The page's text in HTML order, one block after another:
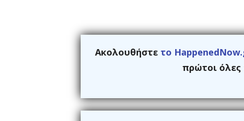
Ακολουθήστε το
πρώτοι όλες